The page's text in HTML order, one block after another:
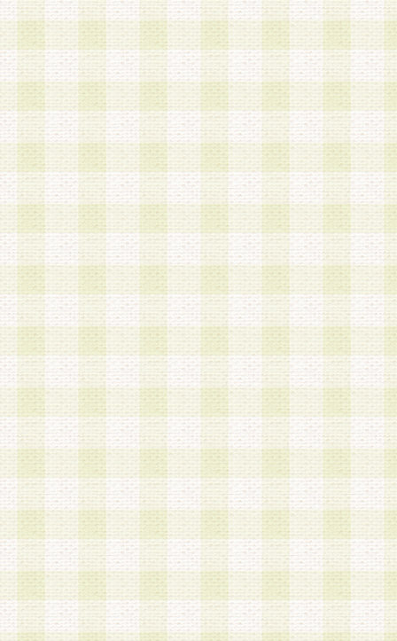
画 面」において、当社が指定する必要事項を入
を行うものとします。当社は、会員登録を承認し
会員として本サービスを 受けるためのログイン
を付与します。
3.会員は、会員登録の際に申告する登録情報の全
いかなる虚偽の申告をも行ってはならないものと
4.会員は、複数のログインＩＤおよびパスワード
いものとします。
第4条 ログインIDおよびパスワードの管理
1.会員は、会員登録後、本サイト内にて本サービ
加する際には、前条に基づき当社から付与された
スワードを使用するものとします。
2.登録の際に当社が付与したログインIDおよびパ
の使用に関しては、全て会員本人がその責任を負
3.会員は、当社から付与されたログインIDおよび
貸与、名義変更、売買その他形態を問わず第三者
ならないものとします。
4.当社は、会員によるログインIDおよびパスワー
盗用など第三者の利用に伴う損害の発生について
き事由の有無、その他原因の如何を問わず、一切
のとします。
第5条 会員の登録情報
1.当社は、会員の登録情報に含まれる氏名・住所
アドレス等会員個人を識別できる情報を当社が別